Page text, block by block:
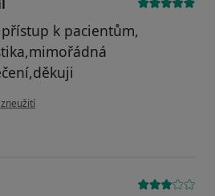
k pacientům,
uživatele Ing.Josef Podrazil